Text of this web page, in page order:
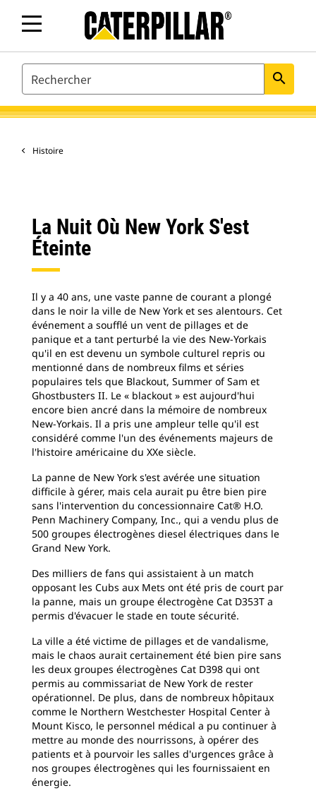
SEARCH search
Histoire
La Nuit Où New York S'est
Éteinte
Il y a 40 ans, une vaste panne de courant a plongé
dans le noir la ville de New York et ses alentours. Cet
événement a soufflé un vent de pillages et de
panique et a tant perturbé la vie des New-Yorkais
qu'il en est devenu un symbole culturel repris ou
mentionné dans de nombreux films et séries
populaires tels que Blackout, Summer of Sam et
Ghostbusters II. Le « blackout » est aujourd'hui
encore bien ancré dans la mémoire de nombreux
New-Yorkais. Il a pris une ampleur telle qu'il est
considéré comme l'un des événements majeurs de
l'histoire américaine du XXe siècle.
La panne de New York s'est avérée une situation
difficile à gérer, mais cela aurait pu être bien pire
sans l'intervention du concessionnaire Cat® H.O.
Penn Machinery Company, Inc., qui a vendu plus de
500 groupes électrogènes diesel électriques dans le
Grand New York.
Des milliers de fans qui assistaient à un match
opposant les Cubs aux Mets ont été pris de court par
la panne, mais un groupe électrogène Cat D353T a
permis d'évacuer le stade en toute sécurité.
La ville a été victime de pillages et de vandalisme,
mais le chaos aurait certainement été bien pire sans
les deux groupes électrogènes Cat D398 qui ont
permis au commissariat de New York de rester
opérationnel. De plus, dans de nombreux hôpitaux
comme le Northern Westchester Hospital Center à
Mount Kisco, le personnel médical a pu continuer à
mettre au monde des nourrissons, à opérer des
patients et à pourvoir les salles d'urgences grâce à
nos groupes électrogènes qui les fournissaient en
énergie.